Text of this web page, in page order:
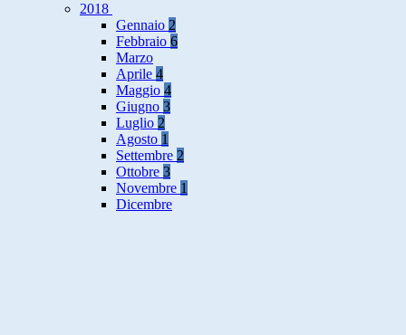
2018
Gennaio 2
Febbraio 6
Marzo
Aprile 4
Maggio 4
Giugno 3
Luglio 2
Agosto 1
Settembre 2
Ottobre 3
Novembre 1
Dicembre